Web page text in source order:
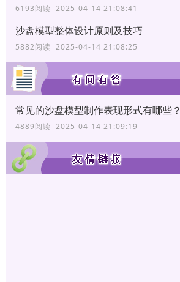
6193阅读 2025-04-14 21:08:41
沙盘模型整体设计原则及技巧
5882阅读 2025-04-14 21:08:25
常见的沙盘模型制作表现形式有哪些？
4889阅读 2025-04-14 21:09:19